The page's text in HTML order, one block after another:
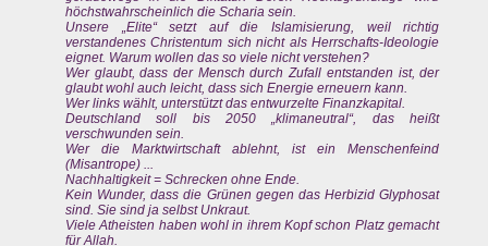
höchstwahrscheinlich die Scharia sein.
Unsere „Elite“ setzt auf die Islamisierung, weil richtig
verstandenes Christentum sich nicht als Herrschafts-Ideologie
eignet. Warum wollen das so viele nicht verstehen?
Wer glaubt, dass der Mensch durch Zufall entstanden ist, der
glaubt wohl auch leicht, dass sich Energie erneuern kann.
Wer links wählt, unterstützt das entwurzelte Finanzkapital.
Deutschland soll bis 2050 „klimaneutral“, das heißt
verschwunden sein.
Wer die Marktwirtschaft ablehnt, ist ein Menschenfeind
(Misantrope) ...
Nachhaltigkeit = Schrecken ohne Ende.
Kein Wunder, dass die Grünen gegen das Herbizid Glyphosat
sind. Sie sind ja selbst Unkraut.
Viele Atheisten haben wohl in ihrem Kopf schon Platz gemacht
für Allah.